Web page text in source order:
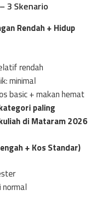
3 Skenario
Rendah + Hidup
rendah
minimal
basic + makan hemat
paling
di Mataram 2026
+ Kos Standar)